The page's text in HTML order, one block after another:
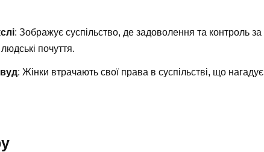
: Зображує суспільство, де задоволення та контроль за
почуття.
: Жінки втрачають свої права в суспільстві, що нагадує